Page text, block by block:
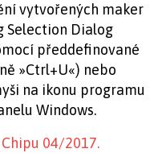
vytvořených maker
Selection Dialog
předdefinované
»Ctrl+U«) nebo
na ikonu programu
Windows.
04/2017.